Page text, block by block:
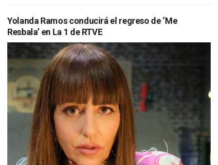
Yolanda Ramos conducirá el regreso de ‘Me
Resbala’ en La 1 de RTVE